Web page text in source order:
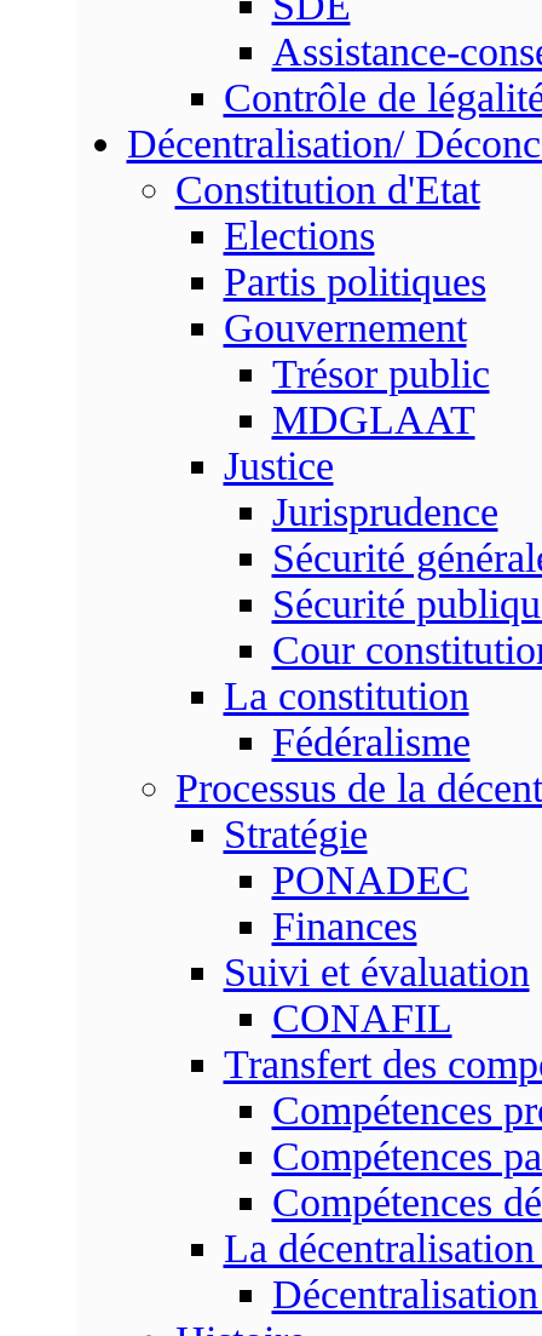
Assistance-
Contrôle de
Décentralisation/
Constitution d'Etat
Elections
Partis politiques
Gouvernement
Trésor public
MDGLAAT
Justice
Jurisprudence
Sécurité
Sécurité
Cour
La constitution
Fédéralisme
Processus de la
Stratégie
PONADEC
Finances
Suivi et évaluation
CONAFIL
Transfert des
Compétences
Compétences
Compétences
La